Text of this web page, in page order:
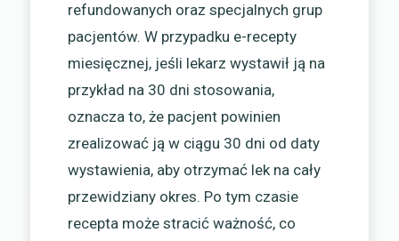
refundowanych oraz specjalnych grup
pacjentów. W przypadku e-recepty
miesięcznej, jeśli lekarz wystawił ją na
przykład na 30 dni stosowania,
oznacza to, że pacjent powinien
zrealizować ją w ciągu 30 dni od daty
wystawienia, aby otrzymać lek na cały
przewidziany okres. Po tym czasie
recepta może stracić ważność, co